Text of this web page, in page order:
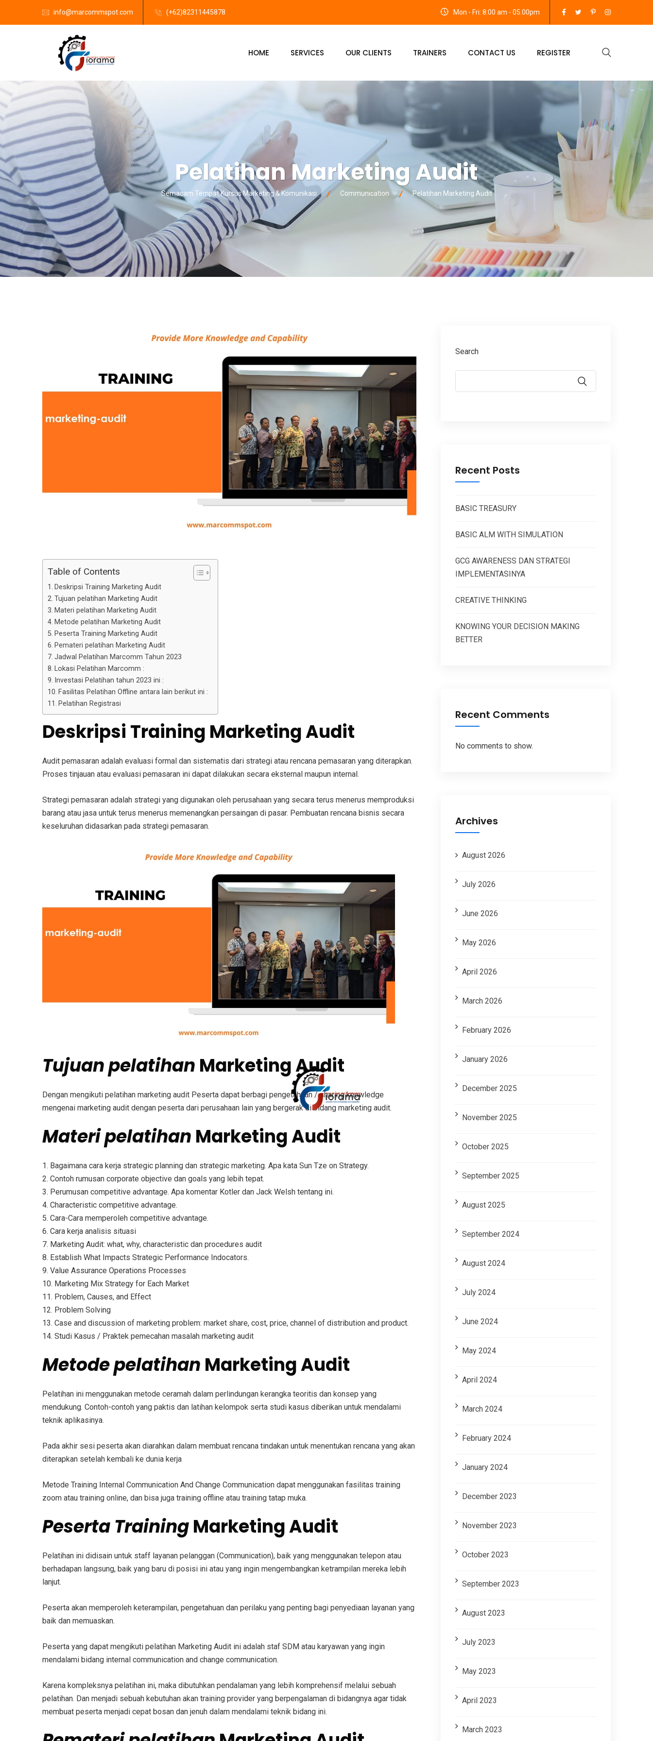
info@marcommspot.com (+62)82311445878 Mon - Fri: 8:00 am - 05.00pm
HOME SERVICES OUR CLIENTS TRAINERS CONTACT US REGISTER
Pelatihan Marketing Audit
Semacam Tempat Kursus Marketing & Komunikasi Communication Pelatihan Marketing Audit
Table of Contents
Deskripsi Training Marketing Audit
Tujuan pelatihan Marketing Audit
Materi pelatihan Marketing Audit
Metode pelatihan Marketing Audit
Peserta Training Marketing Audit
Pemateri pelatihan Marketing Audit
Jadwal Pelatihan Marcomm Tahun 2023
Lokasi Pelatihan Marcomm :
Investasi Pelatihan tahun 2023 ini :
Fasilitas Pelatihan Offline antara lain berikut ini :
Pelatihan Registrasi
Deskripsi Training Marketing Audit
Audit pemasaran adalah evaluasi formal dan sistematis dari strategi atau rencana pemasaran yang diterapkan.
Proses tinjauan atau evaluasi pemasaran ini dapat dilakukan secara eksternal maupun internal.
Strategi pemasaran adalah strategi yang digunakan oleh perusahaan yang secara terus menerus memproduksi
barang atau jasa untuk terus menerus memenangkan persaingan di pasar. Pembuatan rencana bisnis secara
keseluruhan didasarkan pada strategi pemasaran.
Tujuanpelatihan Marketing Audit
Dengan mengikuti pelatihan marketing audit Peserta dapat berbagi pengetahuan / sharing knowledge
mengenai marketing audit dengan peserta dari perusahaan lain yang bergerak di bidang marketing audit.
Materipelatihan Marketing Audit
1. Bagaimana cara kerja strategic planning dan strategic marketing. Apa kata Sun Tze on Strategy.
2. Contoh rumusan corporate objective dan goals yang lebih tepat.
3. Perumusan competitive advantage. Apa komentar Kotler dan Jack Welsh tentang ini.
4. Characteristic competitive advantage.
5. Cara-Cara memperoleh competitive advantage.
6. Cara kerja analisis situasi
7. Marketing Audit: what, why, characteristic dan procedures audit
8. Establish What Impacts Strategic Performance Indocators.
9. Value Assurance Operations Processes
10. Marketing Mix Strategy for Each Market
11. Problem, Causes, and Effect
12. Problem Solving
13. Case and discussion of marketing problem: market share, cost, price, channel of distribution and product.
14. Studi Kasus / Praktek pemecahan masalah marketing audit
Metode pelatihan Marketing Audit
Pelatihan ini menggunakan metode ceramah dalam perlindungan kerangka teoritis dan konsep yang
mendukung. Contoh-contoh yang paktis dan latihan kelompok serta studi kasus diberikan untuk mendalami
teknik aplikasinya.
Pada akhir sesi peserta akan diarahkan dalam membuat rencana tindakan untuk menentukan rencana yang akan
diterapkan setelah kembali ke dunia kerja
Metode Training Internal Communication And Change Communication dapat menggunakan fasilitas training
zoom atau training online, dan bisa juga training offline atau training tatap muka.
PesertaTrainingMarketing Audit
Pelatihan ini didisain untuk staff layanan pelanggan (Communication), baik yang menggunakan telepon atau
berhadapan langsung, baik yang baru di posisi ini atau yang ingin mengembangkan ketrampilan mereka lebih
lanjut.
Peserta akan memperoleh keterampilan, pengetahuan dan perilaku yang penting bagi penyediaan layanan yang
baik dan memuaskan.
Peserta yang dapat mengikuti pelatihan Marketing Audit ini adalah staf SDM atau karyawan yang ingin
mendalami bidang internal communication and change communication.
Karena kompleksnya pelatihan ini, maka dibutuhkan pendalaman yang lebih komprehensif melalui sebuah
pelatihan. Dan menjadi sebuah kebutuhan akan training provider yang berpengalaman di bidangnya agar tidak
membuat peserta menjadi cepat bosan dan jenuh dalam mendalami teknik bidang ini.
Search
Recent Posts
BASIC TREASURY
BASIC ALM WITH SIMULATION
GCG AWARENESS DAN STRATEGI
IMPLEMENTASINYA
CREATIVE THINKING
KNOWING YOUR DECISION MAKING
BETTER
Recent Comments
No comments to show.
Archives
August 2026
July 2026
June 2026
May 2026
April 2026
March 2026
February 2026
January 2026
December 2025
November 2025
October 2025
September 2025
August 2025
September 2024
August 2024
July 2024
June 2024
May 2024
April 2024
March 2024
February 2024
January 2024
December 2023
November 2023
October 2023
September 2023
August 2023
July 2023
May 2023
April 2023
March 2023